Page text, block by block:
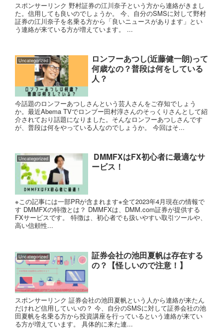
スポンサーリンク 野村証券の江川奈子という方から連絡がきまし
た。信用しても良いのでしょうか。 今、自分のSMSに対して野村
証券の江川奈子を名乗る方から「良いニュースがあります」とい
う連絡が来ている方が増えています。 ...
Uncategorized
ロンフーあつし(近藤健一朗)って
何歳なの？普段は何をしている
人？
今話題のロンフーあつしさんという芸人さんをご存知でしょう
か。最近Abema TVでロンブー田村淳さんのそっくりさんとして紹
介されており話題になりました。そんなロンフーあつしさんです
が、普段は何をやっている人なのでしょうか。 今回はそ...
Uncategorized
DMMFXはFX初心者に最適なサ
ービス！
※この記事には一部PRが含まれます※全て2023年4月現在の情報で
す DMMFXの特徴とは？ DMMFXは、DMM.com証券が提供する
FXサービスです。 特徴は、初心者でも扱いやすい取引ツールや、
高い信頼性...
Uncategorized
証券会社の池田夏帆は存在する
の？【怪しいので注意！】
スポンサーリンク 証券会社の池田夏帆という人から連絡が来たん
だけれど信用していいの？ 今、自分のSMSに対して証券会社の池
田夏帆を名乗る方から投資講座を行っているという連絡が来てい
る方が増えています。 具体的に来た連...